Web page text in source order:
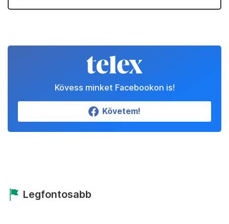
Kövess minket Facebookon is!
Követem!
Legfontosabb